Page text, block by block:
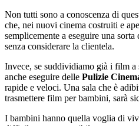
Non tutti sono a conoscenza di
che, nei nuovi cinema costruiti e
semplicemente a eseguire una
senza considerare la clientela.
Invece, se suddividiamo già i film a
anche eseguire delle Pulizie
rapide e veloci. Una sala che è
trasmettere film per bambini, sarà
I bambini hanno quella voglia di